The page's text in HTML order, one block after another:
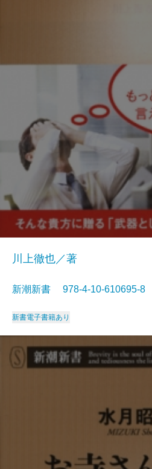
川上徹也／著
新潮新書 978-4-10-610695-
新書電子書籍あり